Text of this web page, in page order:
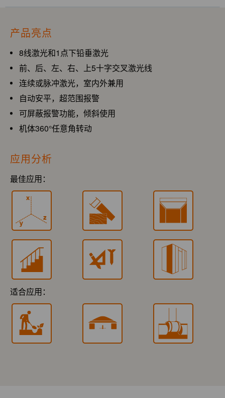
产品亮点
8线激光和1点下铅垂激光
前、后、左、右、上5十字交叉激光线
连续或脉冲激光，室内外兼用
自动安平，超范围报警
可屏蔽报警功能，倾斜使用
机体360°任意角转动
应用分析
最佳应用：
适合应用：